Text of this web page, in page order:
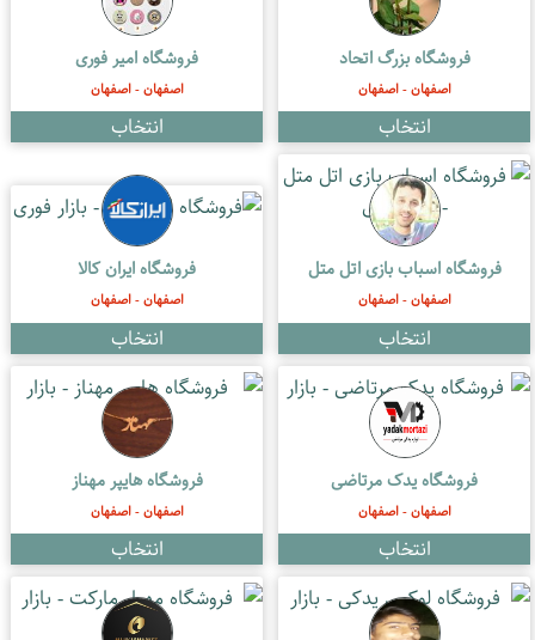
فروشگاه بزرگ اتحاد
اصفهان - اصفهان
فروشگاه امیر فوری
اصفهان - اصفهان
فروشگاه اسباب بازی اتل متل
اصفهان - اصفهان
فروشگاه ایران کالا
اصفهان - اصفهان
فروشگاه یدک مرتاضی
اصفهان - اصفهان
فروشگاه هایپر مهناز
اصفهان - اصفهان